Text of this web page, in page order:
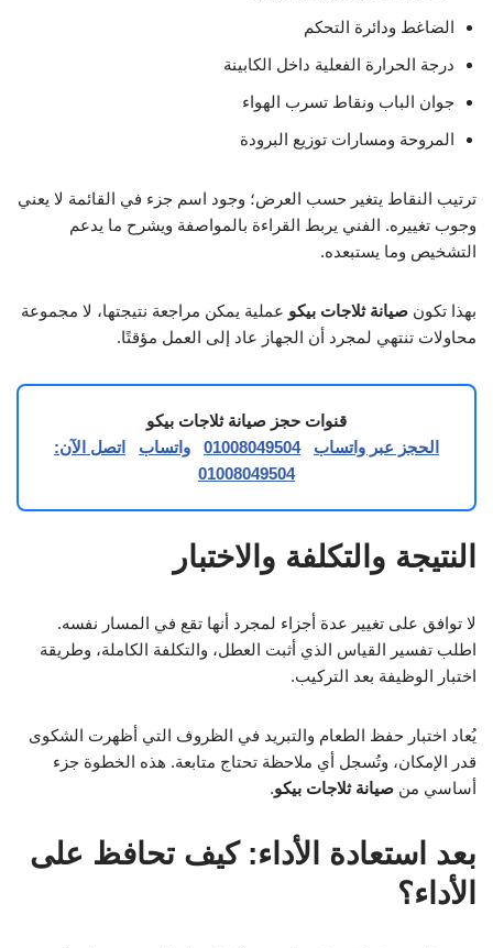
الضاغط ودائرة التحكم
درجة الحرارة الفعلية داخل الكابينة
جوان الباب ونقاط تسرب الهواء
المروحة ومسارات توزيع البرودة
ترتيب النقاط يتغير حسب العرض؛ وجود اسم جزء في القائمة لا يعني
وجوب تغييره. الفني يربط القراءة بالمواصفة ويشرح ما يدعم
التشخيص وما يستبعده.
بهذا تكون صيانة ثلاجات بيكو عملية يمكن مراجعة نتيجتها، لا مجموعة
محاولات تنتهي لمجرد أن الجهاز عاد إلى العمل مؤقتًا.
قنوات حجز صيانة ثلاجات بيكو
الحجز عبر واتساب
01008049504 واتساب
اتصل الآن:
01008049504
النتيجة والتكلفة والاختبار
لا توافق على تغيير عدة أجزاء لمجرد أنها تقع في المسار نفسه.
اطلب تفسير القياس الذي أثبت العطل، والتكلفة الكاملة، وطريقة
اختبار الوظيفة بعد التركيب.
يُعاد اختبار حفظ الطعام والتبريد في الظروف التي أظهرت الشكوى
قدر الإمكان، وتُسجل أي ملاحظة تحتاج متابعة. هذه الخطوة جزء
أساسي من صيانة ثلاجات بيكو.
بعد استعادة الأداء: كيف تحافظ على
الأداء؟